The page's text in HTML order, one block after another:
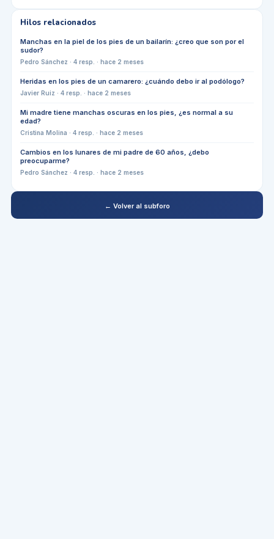
Hilos relacionados
Manchas en la piel de los pies de un bailarín: ¿creo que son por el
sudor?
Pedro Sánchez · 4resp. · hace 2 meses
Heridas en los pies de un camarero: ¿cuándo debo ir al podólogo?
Javier Ruiz · 4resp. · hace 2 meses
Mi madre tiene manchas oscuras en los pies, ¿es normal a su
edad?
Cristina Molina · 4resp. · hace 2 meses
Cambios en los lunares de mi padre de 60 años, ¿debo
preocuparme?
Pedro Sánchez · 4resp. · hace 2 meses
← Volver al subforo